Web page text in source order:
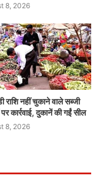
8, 2026
राशि नहीं चुकाने वाले सब्जी
पर कार्रवाई, दुकानें की गईं सील
8, 2026